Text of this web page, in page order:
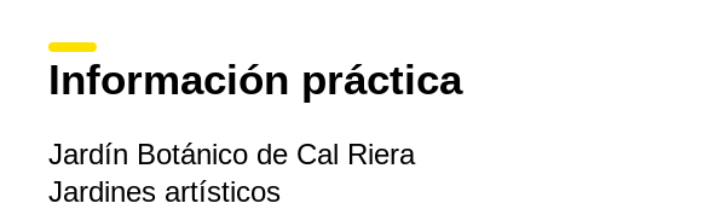
Información práctica
Jardín Botánico de Cal Riera
Jardines artísticos